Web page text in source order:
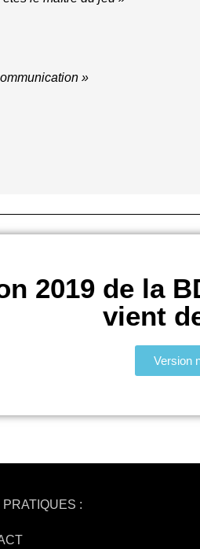
»
2019 de la
vient
Version
PRATIQUES :